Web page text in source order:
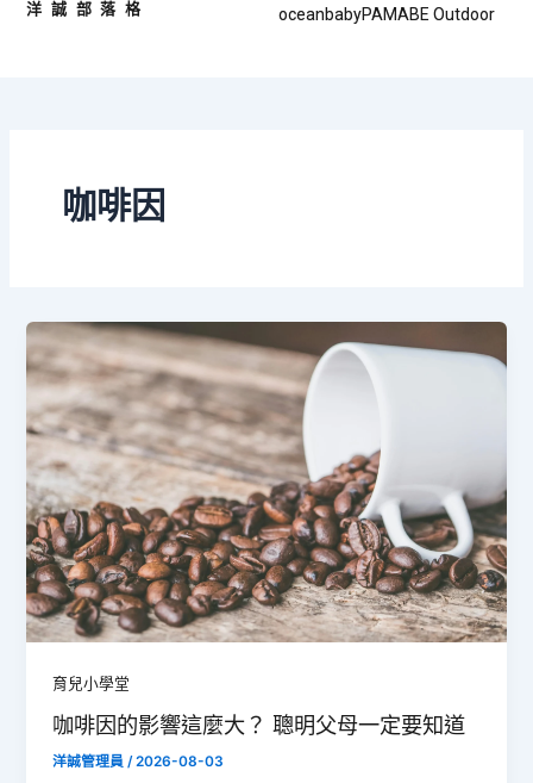
洋誠部落格 oceanbabyPAMABE Outdoor
咖啡因
育兒小學堂
咖啡因的影響這麼大？ 聰明父母一定要知道
洋誠管理員/2026-08-03